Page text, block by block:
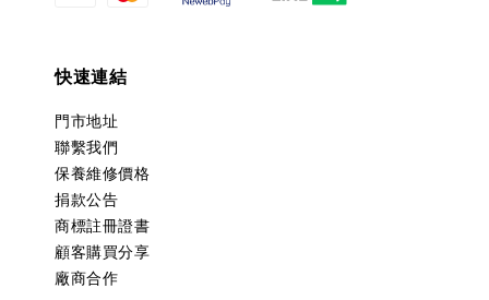
快速連結
門市地址
聯繫我們
保養維修價格
捐款公告
商標註冊證書
顧客購買分享
廠商合作